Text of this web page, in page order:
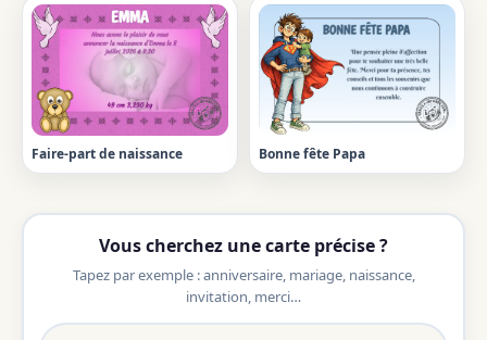
Faire-part de naissance Bonne fête Papa
Vous cherchez une carte précise ?
Tapez par exemple : anniversaire, mariage, naissance,
invitation, merci…